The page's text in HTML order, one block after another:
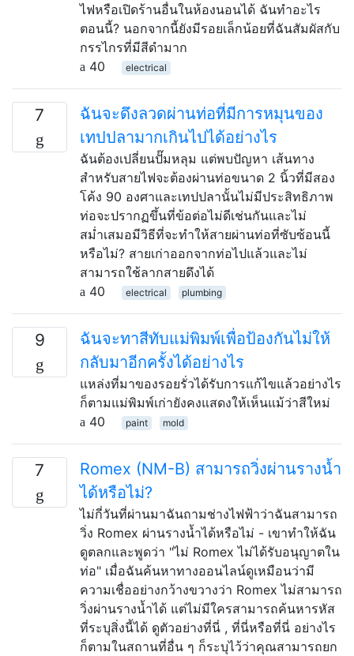
ไฟหรือเปิดร้านอื่นในห้องนอนได้ ฉันทำอะไร
ตอนนี้? นอกจากนี้ยังมีรอยเล็กน้อยที่ฉันสัมผัสกับ
กรรไกรที่มีสีดำมาก
40
electrical
7
ฉันจะดึงลวดผ่านท่อที่มีการหมุนของ
เทปปลามากเกินไปได้อย่างไร
ฉันต้องเปลี่ยนปั๊มหลุม แต่พบปัญหา เส้นทาง
สำหรับสายไฟจะต้องผ่านท่อขนาด 2 นิ้วที่มีสอง
โค้ง 90 องศาและเทปปลานั้นไม่มีประสิทธิภาพ
ท่อจะปรากฏขึ้นที่ข้อต่อไม่ดีเช่นกันและไม่
สม่ำเสมอมีวิธีที่จะทำให้สายผ่านท่อที่ซับซ้อนนี้
หรือไม่? สายเก่าออกจากท่อไปแล้วและไม่
สามารถใช้ลากสายดึงได้
40
electrical plumbing
9
ฉันจะทาสีทับแม่พิมพ์เพื่อป้องกันไม่ให้
กลับมาอีกครั้งได้อย่างไร
แหล่งที่มาของรอยรั่วได้รับการแก้ไขแล้วอย่างไร
ก็ตามแม่พิมพ์เก่ายังคงแสดงให้เห็นแม้ว่าสีใหม่
40
paint mold
7
Romex (NM-B) สามารถวิ่งผ่านรางน้ำ
ได้หรือไม่?
ไม่กี่วันที่ผ่านมาฉันถามช่างไฟฟ้าว่าฉันสามารถ
วิ่ง Romex ผ่านรางน้ำได้หรือไม่ - เขาทำให้ฉัน
ดูตลกและพูดว่า "ไม่ Romex ไม่ได้รับอนุญาตใน
ท่อ" เมื่อฉันค้นหาทางออนไลน์ดูเหมือนว่ามี
ความเชื่ออย่างกว้างขวางว่า Romex ไม่สามารถ
วิ่งผ่านรางน้ำได้ แต่ไม่มีใครสามารถค้นหารหัส
ที่ระบุสิ่งนี้ได้ ดูตัวอย่างที่นี่ , ที่นี่หรือที่นี่ อย่างไร
ก็ตามในสถานที่อื่น ๆ ก็ระบุไว้ว่าคุณสามารถยก